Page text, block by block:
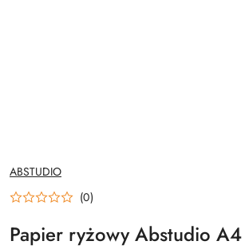
NAZWA
PRODUCENTA:
ABSTUDIO
(0)
Papier ryżowy Abstudio